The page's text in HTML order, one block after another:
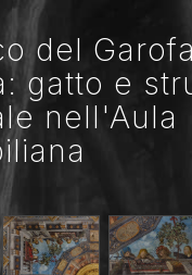
del
gatto e
nell'Aula